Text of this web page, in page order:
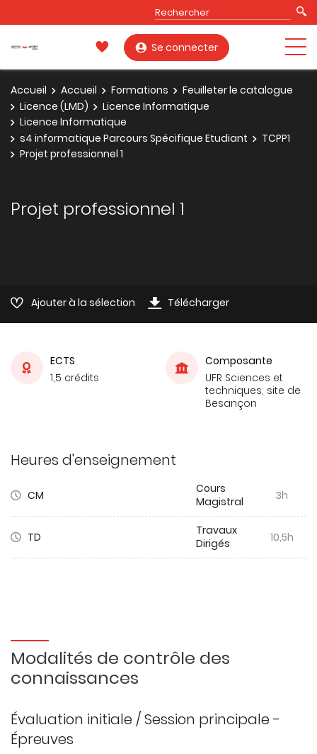
Se connecter
Accueil Accueil Formations
Feuilleter le catalogue
Licence (LMD)
Licence Informatique
Licence Informatique
s4 informatique Parcours Spécifique Etudiant
TCPP1
Projet professionnel 1
Projet professionnel 1
Ajouter à la sélection Télécharger
ECTS
1,5 crédits
Composante
UFR Sciences et
techniques, site de
Besançon
Heures d'enseignement
CM
Cours
Magistral
3h
TD
Travaux
Dirigés
10,5h
Modalités de contrôle des
connaissances
Évaluation initiale / Session principale -
Épreuves